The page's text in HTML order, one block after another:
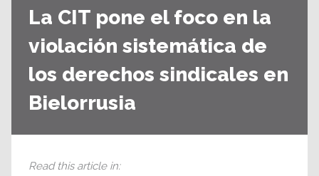
La CIT pone el foco en la
violación sistemática de
los derechos sindicales en
Bielorrusia
Read this article in: